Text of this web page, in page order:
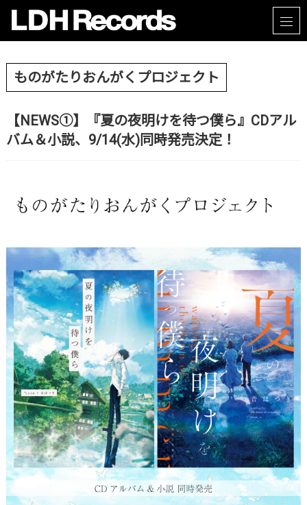
ものがたりおんがくプロジェクト
【NEWS①】『夏の夜明けを待つ僕ら』CDアル
バム＆小説、9/14(水)同時発売決定！